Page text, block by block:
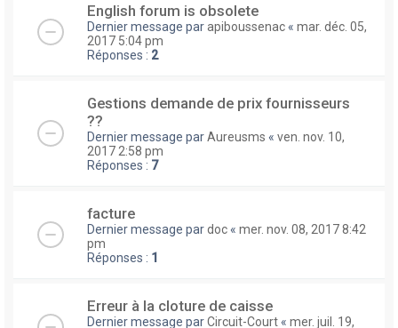
English forum is obsolete
Dernier message parapiboussenac « mar. déc. 05,
2017 5:04 pm
Réponses : 2
Gestions demande de prix fournisseurs
??
Dernier message parAureusms « ven. nov. 10,
2017 2:58 pm
Réponses : 7
facture
Dernier message pardoc « mer. nov. 08, 2017 8:42
pm
Réponses : 1
Erreur à la cloture de caisse
Dernier message parCircuit-Court « mer. juil. 19,